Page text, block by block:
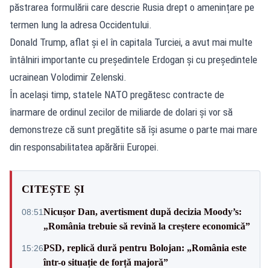
păstrarea formulării care descrie Rusia drept o amenințare pe
termen lung la adresa Occidentului.
Donald Trump, aflat și el în capitala Turciei, a avut mai multe
întâlniri importante cu președintele Erdogan și cu președintele
ucrainean Volodimir Zelenski.
În același timp, statele NATO pregătesc contracte de
înarmare de ordinul zecilor de miliarde de dolari și vor să
demonstreze că sunt pregătite să își asume o parte mai mare
din responsabilitatea apărării Europei.
CITEȘTE ȘI
08:51Nicușor Dan, avertisment după decizia Moody’s:
„România trebuie să revină la creștere economică”
15:26PSD, replică dură pentru Bolojan: „România este
într-o situație de forță majoră”